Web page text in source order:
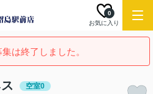
お気に入り
0
は終了しました。
空室0